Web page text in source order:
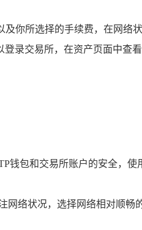
你所选择的手续费，在网络
录交易所，在资产页面中查
钱包和交易所账户的安全，
络状况，选择网络相对顺畅